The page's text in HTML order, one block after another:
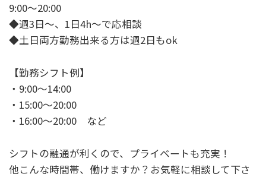
9:00～20:00
◆週3日～、1日4h～で応相談
◆土日両方勤務出来る方は週2日もok
【勤務シフト例】
・9:00～14:00
・15:00～20:00
・16:00～20:00 など
シフトの融通が利くので、プライベートも充実！
他こんな時間帯、働けますか？お気軽に相談して下さ